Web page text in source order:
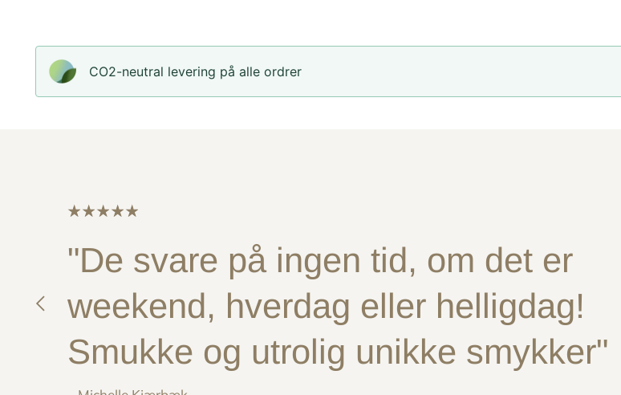
CO2-neutral levering på alle ordrer
"De svare på ingen tid, om det er
weekend, hverdag eller helligdag!
Smukke og utrolig unikke smykker"